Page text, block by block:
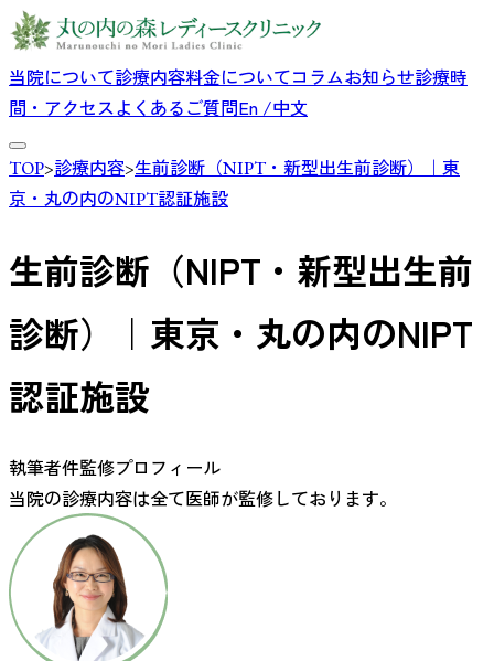
当院について診療内容料金についてコラムお知らせ診療時
間・アクセスよくあるご質問En /中文
TOP>診療内容>生前診断（NIPT・新型出生前診断）｜東
京・丸の内のNIPT認証施設
生前診断（NIPT・新型出生前
診断）｜東京・丸の内のNIPT
認証施設
執筆者件監修プロフィール
当院の診療内容は全て医師が監修しております。